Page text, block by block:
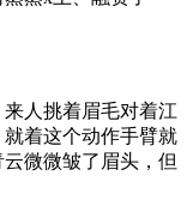
人挑着眉毛对着江
着这个动作手臂就
微微皱了眉头，但